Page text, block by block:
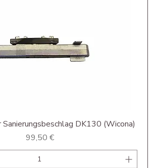
DK130 (Wicona)
Preis
99,50 €